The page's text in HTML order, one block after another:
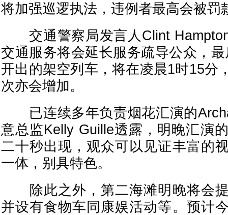
将加强巡逻执法，违例者最高会被罚
交通警察局发言人Clint
交通服务将会延长服务疏导公众，
开出的架空列车，将在凌晨1时15分
次亦会增加。
已连续多年负责烟花汇演的
意总监Kelly Guille透露，明晚汇演
二十秒出现，观众可以见证丰富的
一体，别具特色。
除此之外，第二海滩明晚将会提
并设有食物车同康娱活动等。预计